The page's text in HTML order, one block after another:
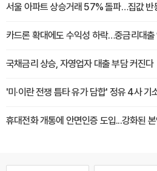
서울 아파트 상승거래 57% 돌파…집값 반
카드론 확대에도 수익성 하락…중금리대출
국채금리 상승, 자영업자 대출 부담 커진다
'미·이란 전쟁 틈타 유가 담합' 정유 4사
휴대전화 개통에 안면인증 도입...강화된